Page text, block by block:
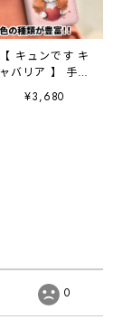
【 キュンです キ
ャバリア 】 手帳
スマホケース
犬 うちの子 プ
¥3,680
0